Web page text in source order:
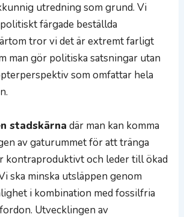
utredning som grund. Vi
färgade beställda
tror vi det är extremt farligt
man gör politiska satsningar utan
som omfattar hela
stadskärna där man kan komma
av gaturummet för att tränga
kontraproduktivt och leder till ökad
ska minska utsläppen genom
i kombination med fossilfria
Utvecklingen av